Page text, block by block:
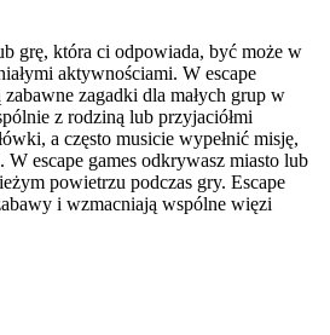
grę, która ci odpowiada, być może w
aktywnościami. W escape
zagadki dla małych grup w
z rodziną lub przyjaciółmi
a często musicie wypełnić misję,
escape games odkrywasz miasto lub
powietrzu podczas gry. Escape
i wzmacniają wspólne więzi